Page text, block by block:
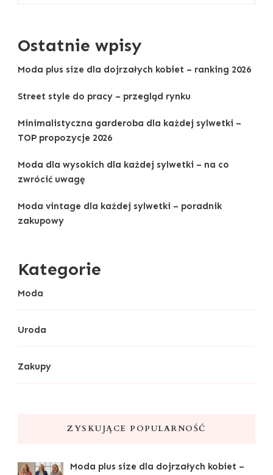
Ostatnie wpisy
Moda plus size dla dojrzałych kobiet – ranking 2026
Street style do pracy – przegląd rynku
Minimalistyczna garderoba dla każdej sylwetki –
TOP propozycje 2026
Moda dla wysokich dla każdej sylwetki – na co
zwrócić uwagę
Moda vintage dla każdej sylwetki – poradnik
zakupowy
Kategorie
Moda
Uroda
Zakupy
ZYSKUJĄCE POPULARNOŚĆ
Moda plus size dla dojrzałych kobiet –